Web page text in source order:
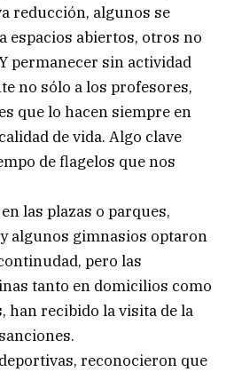
reducción, algunos se
espacios abiertos, otros no
permanecer sin actividad
no sólo a los profesores,
que lo hacen siempre en
de vida. Algo clave
de flagelos que nos
las plazas o parques,
algunos gimnasios optaron
pero las
tanto en domicilios como
han recibido la visita de la
reconocieron que